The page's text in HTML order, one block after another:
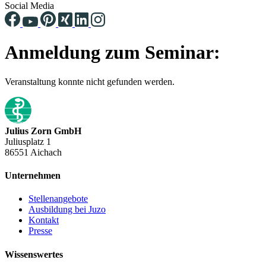
Social Media
Anmeldung zum Seminar:
Veranstaltung konnte nicht gefunden werden.
Julius Zorn GmbH
Juliusplatz 1
86551 Aichach
Unternehmen
Stellenangebote
Ausbildung bei Juzo
Kontakt
Presse
Wissenswertes